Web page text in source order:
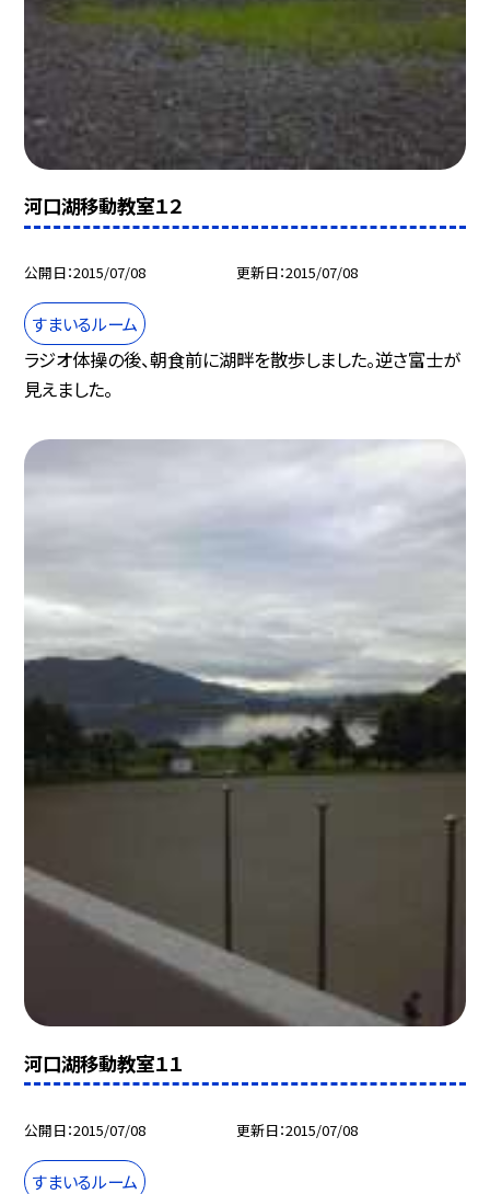
河口湖移動教室１２
公開日 2015/07/08 更新日 2015/07/08
すまいるルーム
ラジオ体操の後、朝食前に湖畔を散歩しました。逆さ富士が
見えました。
河口湖移動教室１１
公開日 2015/07/08 更新日 2015/07/08
すまいるルーム